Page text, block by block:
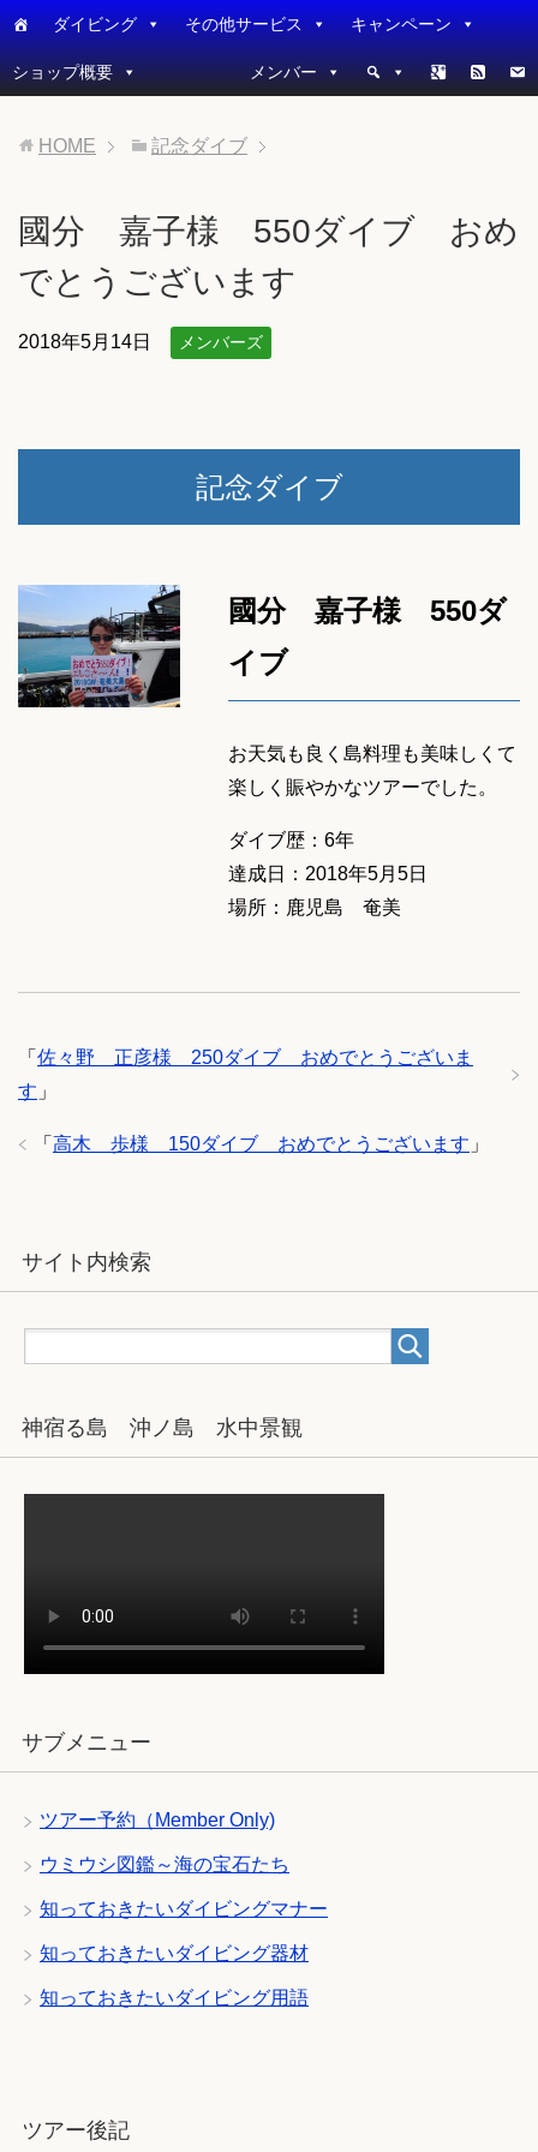
ダイビング その他サービス キャンペーン
ショップ概要 メンバー
HOME 記念ダイブ
國分 嘉子様 550ダイブ おめ
でとうございます
2018年5月14日 メンバーズ
記念ダイブ
國分 嘉子様 550ダ
イブ
お天気も良く島料理も美味しくて
楽しく賑やかなツアーでした。
ダイブ歴：6年
達成日：2018年5月5日
場所：鹿児島 奄美
「 佐々野 正彦様 250ダイブ おめでとうございま
す 」
「 高木 歩様 150ダイブ おめでとうございます 」
サイト内検索
神宿る島 沖ノ島 水中景観
サブメニュー
ツアー予約（Member Only)
ウミウシ図鑑～海の宝石たち
知っておきたいダイビングマナー
知っておきたいダイビング器材
知っておきたいダイビング用語
ツアー後記